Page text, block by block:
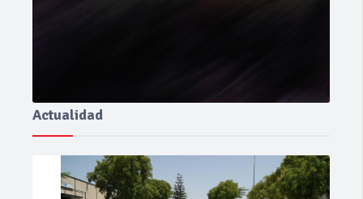
Actualidad